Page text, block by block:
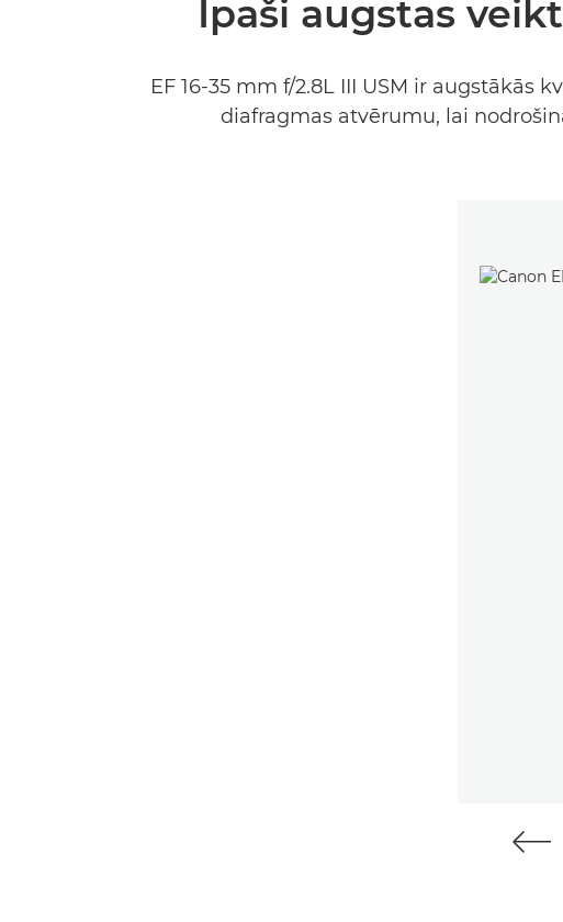
Īpaši augstas
EF 16-35 mm f/2.8L III USM ir
diafragmas atvērumu, lai